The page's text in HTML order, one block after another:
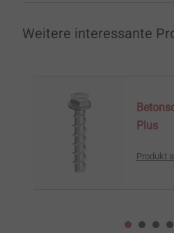
Weitere interessante
Plus
Produkt